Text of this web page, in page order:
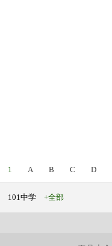
1 A B C D
101中学 +全部